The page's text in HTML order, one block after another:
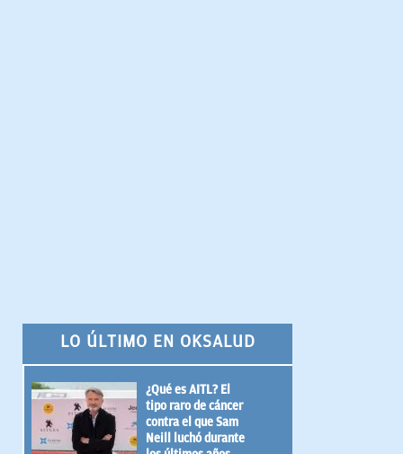
LO ÚLTIMO EN OKSALUD
¿Qué es AITL? El
tipo raro de cáncer
contra el que Sam
Neill luchó durante